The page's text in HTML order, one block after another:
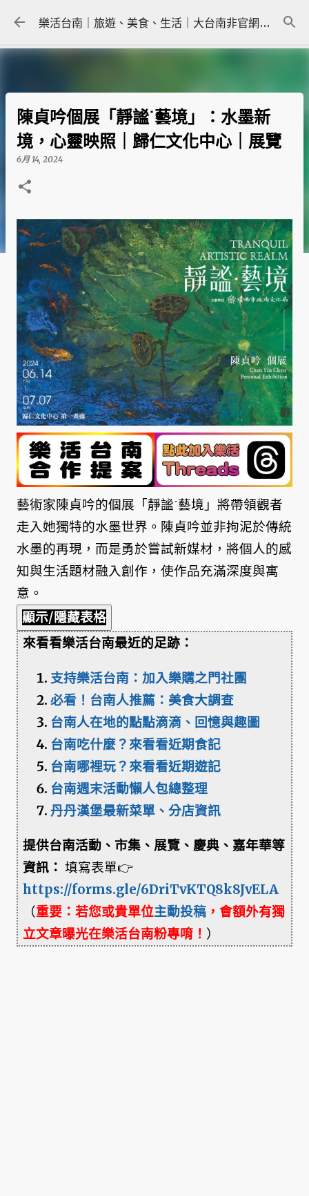
跳到主要內容 樂活台南｜旅遊、美食、生活｜大台南非官網｜tainanlohas.cc
陳貞吟個展「靜謐˙藝境」：水墨新
境，心靈映照｜歸仁文化中心｜展覽
6月 14, 2024
藝術家陳貞吟的個展「靜謐˙藝境」將帶領觀者
走入她獨特的水墨世界。陳貞吟並非拘泥於傳統
水墨的再現，而是勇於嘗試新媒材，將個人的感
知與生活題材融入創作，使作品充滿深度與寓
意。
顯示/隱藏表格
來看看樂活台南最近的足跡：
支持樂活台南：加入樂購之門社團
必看！台南人推薦：美食大調查
台南人在地的點點滴滴、回憶與趣圖
台南吃什麼？來看看近期食記
台南哪裡玩？來看看近期遊記
台南週末活動懶人包總整理
丹丹漢堡最新菜單、分店資訊
提供台南活動、市集、展覽、慶典、嘉年華等
資訊： 填寫表單👉
https://forms.gle/6DriTvKTQ8k8JvELA
（重要：若您或貴單位主動投稿 ，會額外有獨
立文章曝光在樂活台南粉專唷！ ）